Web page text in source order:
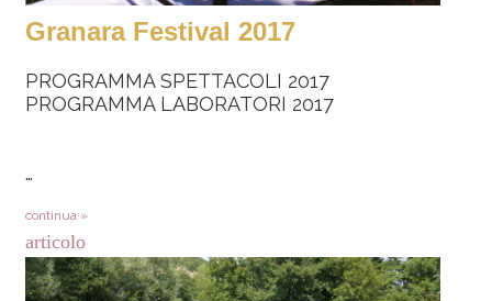
Granara Festival 2017
PROGRAMMA SPETTACOLI 2017
PROGRAMMA LABORATORI 2017
…
continua »
articolo